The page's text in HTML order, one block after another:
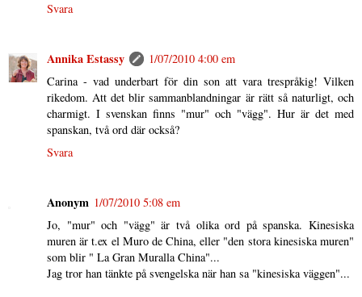
Svara
Annika Estassy
1/07/2010 4:00 em
Carina - vad underbart för din son att vara trespråkig! Vilken
rikedom. Att det blir sammanblandningar är rätt så naturligt, och
charmigt. I svenskan finns "mur" och "vägg". Hur är det med
spanskan, två ord där också?
Svara
Anonym 1/07/2010 5:08 em
Jo, "mur" och "vägg" är två olika ord på spanska. Kinesiska
muren är t.ex el Muro de China, eller "den stora kinesiska muren"
som blir " La Gran Muralla China"...
Jag tror han tänkte på svengelska när han sa "kinesiska väggen"...